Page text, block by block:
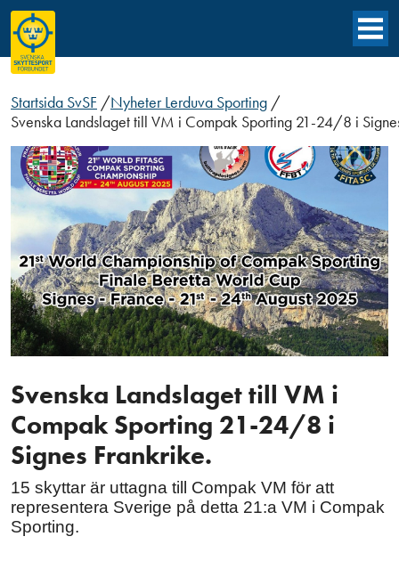
Startsida SvSF /Nyheter Lerduva Sporting /
Svenska Landslaget till VM i Compak Sporting 21-24/8 i
Svenska Landslaget till VM i
Compak Sporting 21-24/8 i
Signes Frankrike.
15 skyttar är uttagna till Compak VM för att
representera Sverige på detta 21:a VM i Compak
Sporting.